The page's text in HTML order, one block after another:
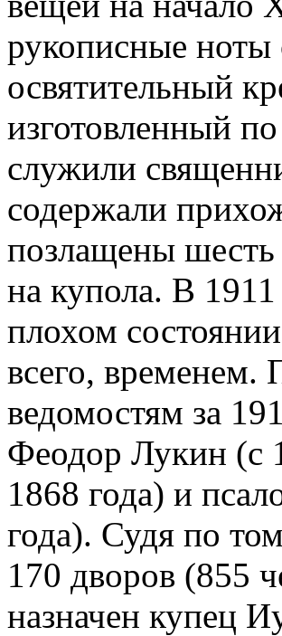
рукописные
освятительный
изготовленный
служили
содержали
позлащены шесть
на купола. В
плохом
всего,
ведомостям за
Феодор Лукин (с
1868 года) и
года). Судя по
170 дворов (855
назначен купец